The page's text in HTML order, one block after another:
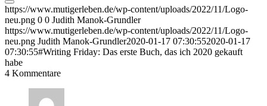
https://www.mutigerleben.de/wp-content/uploads/2022/11/Logo-
neu.png 0 0 Judith Manok-Grundler
https://www.mutigerleben.de/wp-content/uploads/2022/11/Logo-
neu.png Judith Manok-Grundler2020-01-17 07:30:552020-01-17
07:30:55#Writing Friday: Das erste Buch, das ich 2020 gekauft
habe
4 Kommentare